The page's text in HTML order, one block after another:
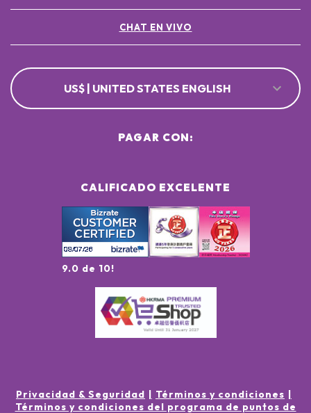
CHAT EN VIVO
US$ | UNITED STATES ENGLISH
CALIFICADO EXCELENTE
9.0 de 10!
PAGAR CON:
Privacidad & Seguridad
Términos y condiciones
Términos y condiciones del programa de puntos de